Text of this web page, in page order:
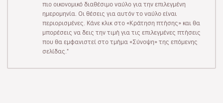
πιο οικονομικό διαθέσιμο ναύλο για την επιλεγμένη
ημερομηνία. Οι θέσεις για αυτόν το ναύλο είναι
περιορισμένες. Κάνε κλικ στο «Κράτηση πτήσης» και θα
μπορέσεις να δεις την τιμή για τις επιλεγμένες πτήσεις
που θα εμφανιστεί στο τμήμα «Σύνοψη» της επόμενης
σελίδας."